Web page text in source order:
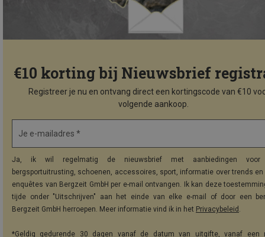
€10 korting bij Nieuwsbrief
Registreer je nu en ontvang direct een kortingscode van €10
volgende aankoop.
Je e-mailadres *
Ja, ik wil regelmatig de nieuwsbrief met aanbiedingen voor
bergsportuitrusting, schoenen, accessoires, sport, informatie over trends
enquêtes van Bergzeit GmbH per e-mail ontvangen. Ik kan deze
tijde onder "Uitschrijven" aan het einde van elke e-mail of door een
Bergzeit GmbH herroepen. Meer informatie vind ik in het Privacybeleid .
*Geldig gedurende 30 dagen vanaf de datum van uitgifte, vanaf een